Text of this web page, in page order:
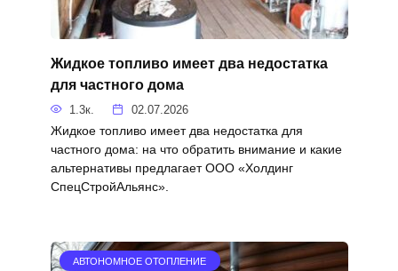
Жидкое топливо имеет два недостатка
для частного дома
1.3к. 02.07.2026
Жидкое топливо имеет два недостатка для
частного дома: на что обратить внимание и какие
альтернативы предлагает ООО «Холдинг
СпецСтройАльянс».
АВТОНОМНОЕ ОТОПЛЕНИЕ